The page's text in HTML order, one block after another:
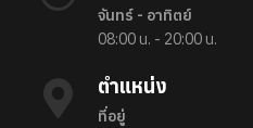
จันทร์ - อาทิตย์
08:00 น. - 20:00 น.
ตำแหน่ง
ที่อยู่